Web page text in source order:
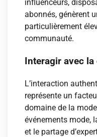
influenceurs,
abonnés, génèrent
particulièrement
communauté.
Interagir avec
L’interaction
représente un
domaine de la
événements mode,
et le partage